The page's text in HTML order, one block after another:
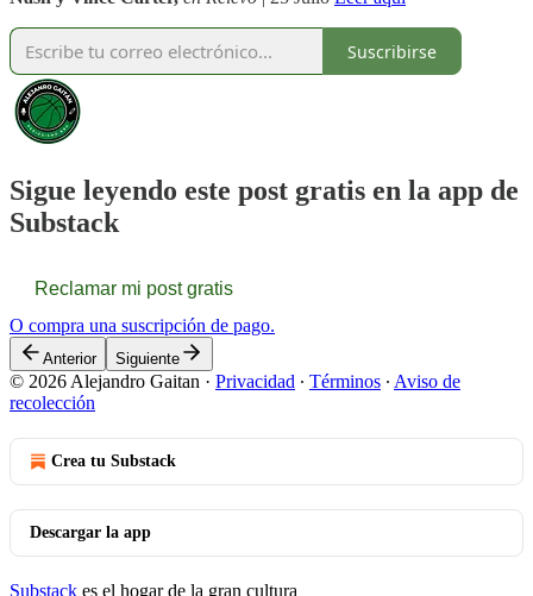
Suscribirse
Sigue leyendo este post gratis en la app de
Substack
Reclamar mi post gratis
O compra una suscripción de pago.
Anterior Siguiente
© 2026 Alejandro Gaitan · Privacidad ∙ Términos ∙ Aviso de
recolección
Crea tu Substack
Descargar la app
Substack es el hogar de la gran cultura